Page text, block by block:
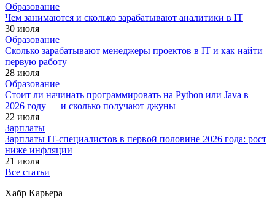
Образование
Чем занимаются и сколько зарабатывают аналитики в IT
30 июля
Образование
Сколько зарабатывают менеджеры проектов в IT и как найти
первую работу
28 июля
Образование
Стоит ли начинать программировать на Python или Java в
2026 году — и сколько получают джуны
22 июля
Зарплаты
Зарплаты IT-специалистов в первой половине 2026 года: рост
ниже инфляции
21 июля
Все статьи
Хабр Карьера